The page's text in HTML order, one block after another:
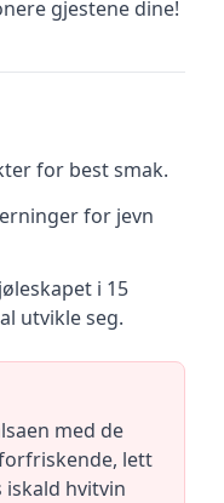
gjestene dine!
for best smak.
for jevn
i 15
utvikle seg.
med de
lett
iskald hvitvin